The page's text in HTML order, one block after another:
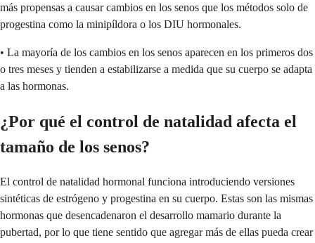
más propensas a causar cambios en los senos que los métodos solo de
progestina como la minipíldora o los DIU hormonales.
• La mayoría de los cambios en los senos aparecen en los primeros dos
o tres meses y tienden a estabilizarse a medida que su cuerpo se adapta
a las hormonas.
¿Por qué el control de natalidad afecta el
tamaño de los senos?
El control de natalidad hormonal funciona introduciendo versiones
sintéticas de estrógeno y progestina en su cuerpo. Estas son las mismas
hormonas que desencadenaron el desarrollo mamario durante la
pubertad, por lo que tiene sentido que agregar más de ellas pueda crear